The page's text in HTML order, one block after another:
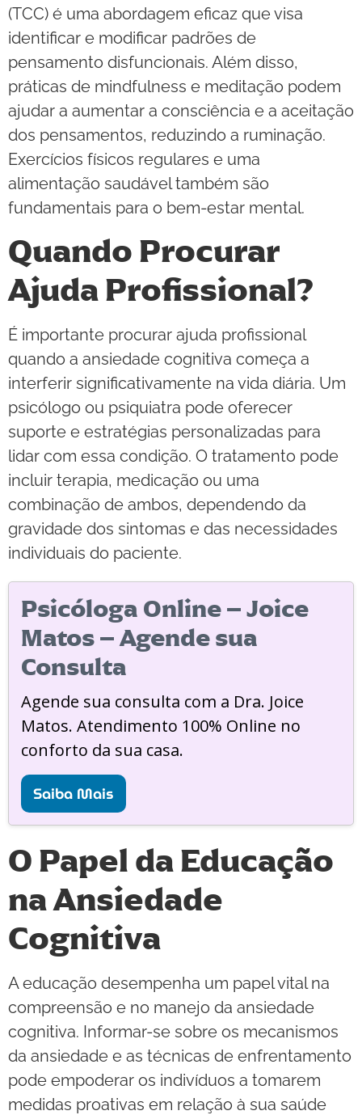
(TCC) é uma abordagem eficaz que visa
identificar e modificar padrões de
pensamento disfuncionais. Além disso,
práticas de mindfulness e meditação podem
ajudar a aumentar a consciência e a aceitação
dos pensamentos, reduzindo a ruminação.
Exercícios físicos regulares e uma
alimentação saudável também são
fundamentais para o bem-estar mental.
Quando Procurar
Ajuda Profissional?
É importante procurar ajuda profissional
quando a ansiedade cognitiva começa a
interferir significativamente na vida diária. Um
psicólogo ou psiquiatra pode oferecer
suporte e estratégias personalizadas para
lidar com essa condição. O tratamento pode
incluir terapia, medicação ou uma
combinação de ambos, dependendo da
gravidade dos sintomas e das necessidades
individuais do paciente.
Psicóloga Online – Joice
Matos – Agende sua
Consulta
Agende sua consulta com a Dra. Joice
Matos. Atendimento 100% Online no
conforto da sua casa.
Saiba Mais
O Papel da Educação
na Ansiedade
Cognitiva
A educação desempenha um papel vital na
compreensão e no manejo da ansiedade
cognitiva. Informar-se sobre os mecanismos
da ansiedade e as técnicas de enfrentamento
pode empoderar os indivíduos a tomarem
medidas proativas em relação à sua saúde